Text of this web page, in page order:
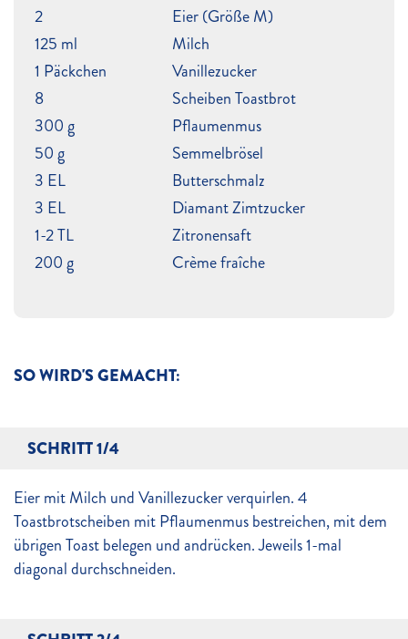
SO WIRD'S GEMACHT:
SCHRITT 1/4
Eier mit Milch und Vanillezucker verquirlen. 4
Toastbrotscheiben mit Pflaumenmus bestreichen, mit dem
übrigen Toast belegen und andrücken. Jeweils 1-mal
diagonal durchschneiden.
2
Eier (Größe M)
125 ml
Milch
1 Päckchen
Vanillezucker
8
Scheiben Toastbrot
300 g
Pflaumenmus
50 g
Semmelbrösel
3 EL
Butterschmalz
3 EL
Diamant Zimtzucker
1-2 TL
Zitronensaft
200 g
Crème fraîche